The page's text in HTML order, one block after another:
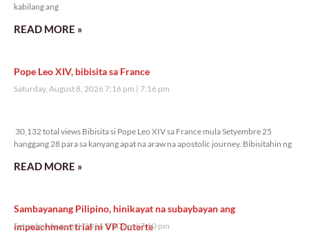
kabilang ang
READ MORE »
Pope Leo XIV, bibisita sa France
Saturday, August 8, 2026 7:16 pm 7:16 pm
30,132 total views Bibisita si Pope Leo XIV sa France mula Setyembre 25
hanggang 28 para sa kanyang apat na araw na apostolic journey. Bibisitahin ng
READ MORE »
Sambayanang Pilipino, hinikayat na subaybayan ang
impeachment trial ni VP Duterte
Saturday, August 8, 2026 7:10 pm 7:10 pm